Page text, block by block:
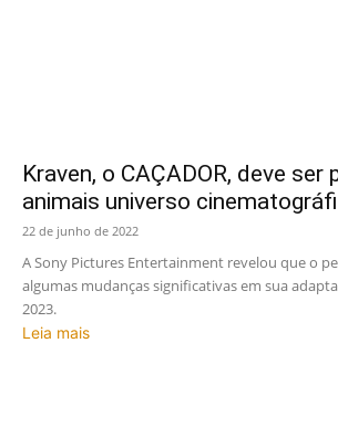
Kraven, o CAÇADOR, deve
animais universo
22 de junho de 2022
A Sony Pictures Entertainment revelou que o
algumas mudanças significativas em sua
2023.
Leia mais